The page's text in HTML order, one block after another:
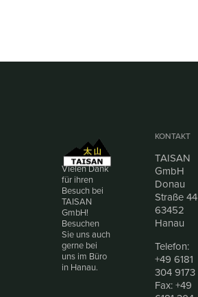
Vielen Dank
für ihren
Besuch bei
TAISAN
GmbH!
Besuchen
Sie uns auch
gerne bei
uns im Büro
in Hanau.
KONTAKT
TAISAN
GmbH
Donau
Straße 44
63452
Hanau
Telefon:
+49 6181
304 9173
Fax: +49